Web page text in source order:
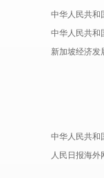
中华人民共和
中华人民共和
新加坡经济发
中华人民共和
人民日报海外